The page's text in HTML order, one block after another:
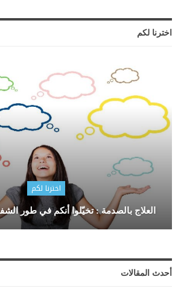
اخترنا لكم
اخترنا لكم
العلاج بالصدمة : تخيّلوا أنكم في طور
أحدث المقالات